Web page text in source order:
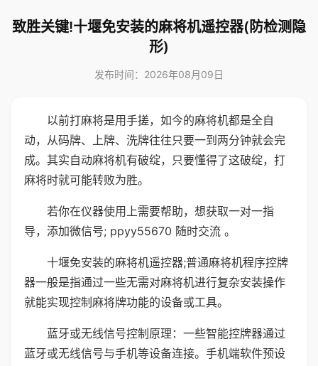
致胜关键!十堰免安装的麻将机遥控器(防检测隐
形)
发布时间：2026年08月09日
以前打麻将是用手搓，如今的麻将机都是全自
动，从码牌、上牌、洗牌往往只要一到两分钟就会完
成。其实自动麻将机有破绽，只要懂得了这破绽，打
麻将时就可能转败为胜。
若你在仪器使用上需要帮助，想获取一对一指
导，添加微信号; ppyy55670 随时交流 。
十堰免安装的麻将机遥控器;普通麻将机程序控牌
器一般是指通过一些无需对麻将机进行复杂安装操作
就能实现控制麻将牌功能的设备或工具。
蓝牙或无线信号控制原理：一些智能控牌器通过
蓝牙或无线信号与手机等设备连接。手机端软件预设